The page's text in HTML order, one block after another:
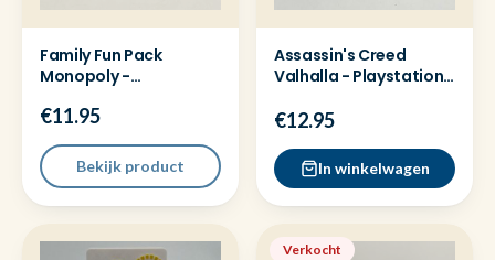
Family Fun Pack
Monopoly -
Game Nieuw
€11.95
Bekijk product
Assassin's Creed
Valhalla - Playstation
€12.95
In winkelwagen
Verkocht